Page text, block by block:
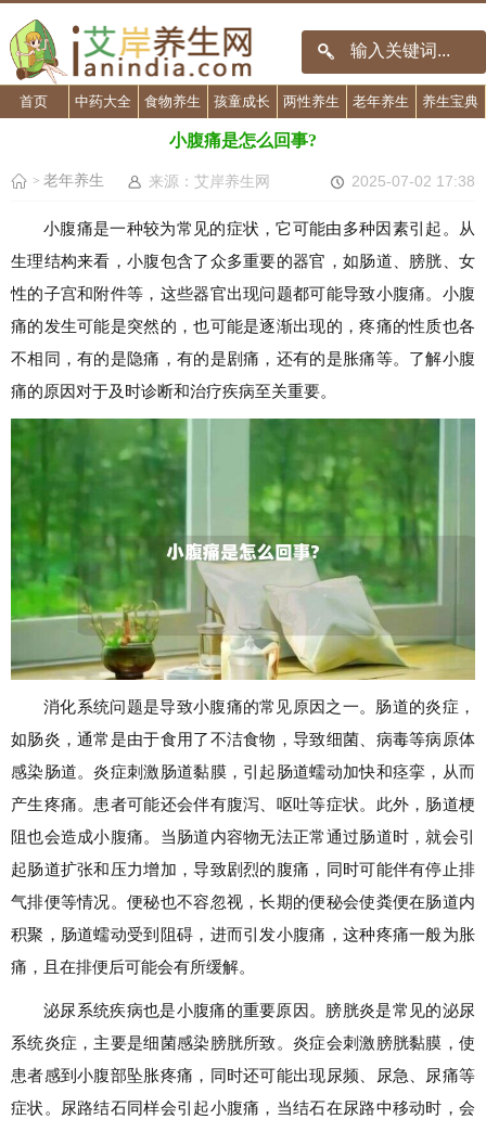
首页 中药大全 食物养生 孩童成长 两性养生 老年养生 养生宝典
小腹痛是怎么回事?
> 老年养生 来源：艾岸养生网 2025-07-02 17:38
小腹痛是一种较为常见的症状，它可能由多种因素引起。从
生理结构来看，小腹包含了众多重要的器官，如肠道、膀胱、女
性的子宫和附件等，这些器官出现问题都可能导致小腹痛。小腹
痛的发生可能是突然的，也可能是逐渐出现的，疼痛的性质也各
不相同，有的是隐痛，有的是剧痛，还有的是胀痛等。了解小腹
痛的原因对于及时诊断和治疗疾病至关重要。
消化系统问题是导致小腹痛的常见原因之一。肠道的炎症，
如肠炎，通常是由于食用了不洁食物，导致细菌、病毒等病原体
感染肠道。炎症刺激肠道黏膜，引起肠道蠕动加快和痉挛，从而
产生疼痛。患者可能还会伴有腹泻、呕吐等症状。此外，肠道梗
阻也会造成小腹痛。当肠道内容物无法正常通过肠道时，就会引
起肠道扩张和压力增加，导致剧烈的腹痛，同时可能伴有停止排
气排便等情况。便秘也不容忽视，长期的便秘会使粪便在肠道内
积聚，肠道蠕动受到阻碍，进而引发小腹痛，这种疼痛一般为胀
痛，且在排便后可能会有所缓解。
泌尿系统疾病也是小腹痛的重要原因。膀胱炎是常见的泌尿
系统炎症，主要是细菌感染膀胱所致。炎症会刺激膀胱黏膜，使
患者感到小腹部坠胀疼痛，同时还可能出现尿频、尿急、尿痛等
症状。尿路结石同样会引起小腹痛，当结石在尿路中移动时，会